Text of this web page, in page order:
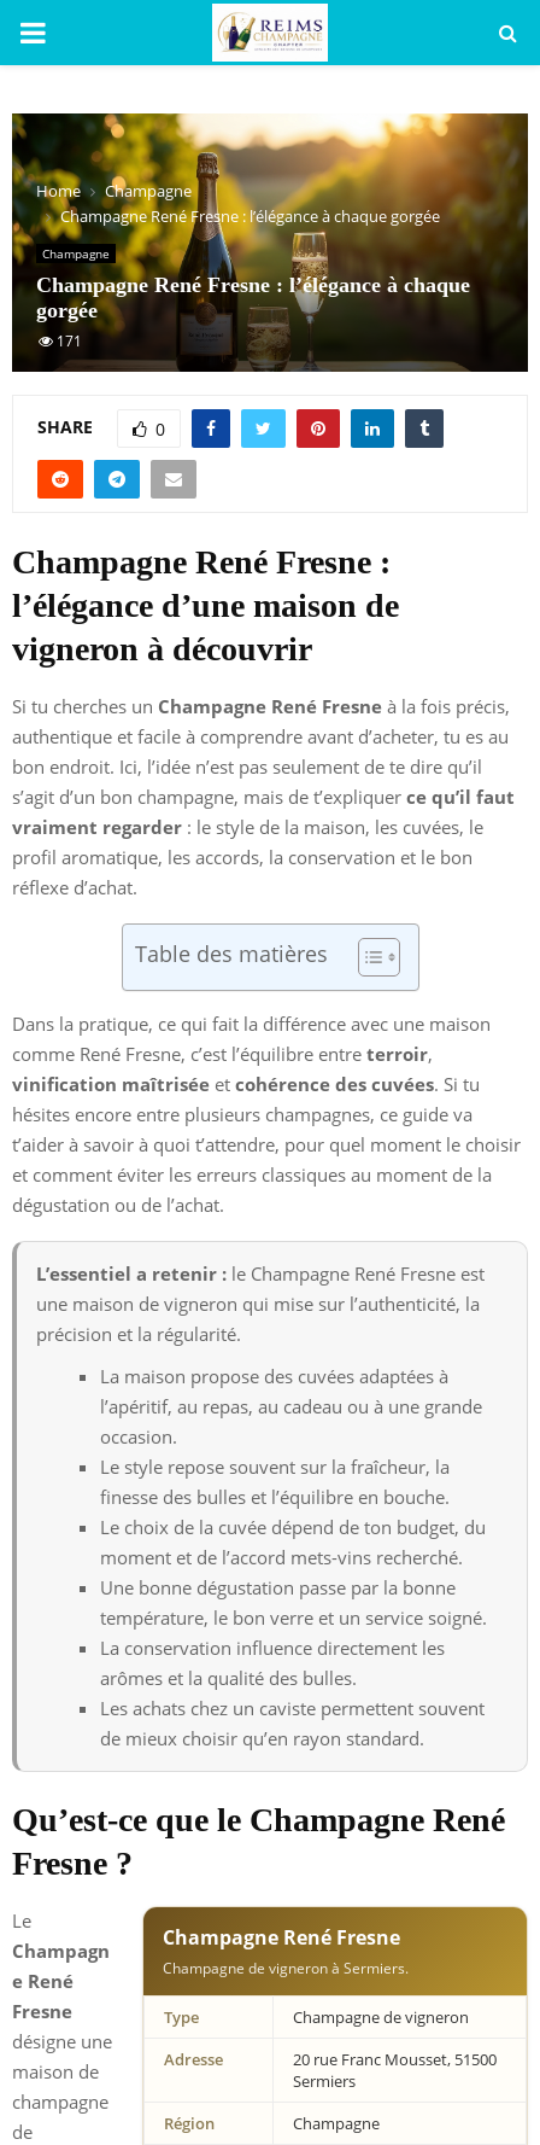
PRIMARY
Home
Champagne
Champagne René Fresne : l’élégance à chaque gorgée
Champagne
Champagne René Fresne : l’élégance à chaque
gorgée
171
SHARE 0
Champagne René Fresne :
l’élégance d’une maison de
vigneron à découvrir
Si tu cherches un Champagne René Fresne à la fois précis,
authentique et facile à comprendre avant d’acheter, tu es au
bon endroit. Ici, l’idée n’est pas seulement de te dire qu’il
s’agit d’un bon champagne, mais de t’expliquer ce qu’il faut
vraiment regarder : le style de la maison, les cuvées, le
profil aromatique, les accords, la conservation et le bon
réflexe d’achat.
Table des matières
Dans la pratique, ce qui fait la différence avec une maison
comme René Fresne, c’est l’équilibre entre terroir,
vinification maîtrisée et cohérence des cuvées. Si tu
hésites encore entre plusieurs champagnes, ce guide va
t’aider à savoir à quoi t’attendre, pour quel moment le choisir
et comment éviter les erreurs classiques au moment de la
dégustation ou de l’achat.
L’essentiel a retenir : le Champagne René Fresne est
une maison de vigneron qui mise sur l’authenticité, la
précision et la régularité.
La maison propose des cuvées adaptées à
l’apéritif, au repas, au cadeau ou à une grande
occasion.
Le style repose souvent sur la fraîcheur, la
finesse des bulles et l’équilibre en bouche.
Le choix de la cuvée dépend de ton budget, du
moment et de l’accord mets-vins recherché.
Une bonne dégustation passe par la bonne
température, le bon verre et un service soigné.
La conservation influence directement les
arômes et la qualité des bulles.
Les achats chez un caviste permettent souvent
de mieux choisir qu’en rayon standard.
Qu’est-ce que le Champagne René
Fresne ?
Champagne René Fresne
Champagne de vigneron à Sermiers.
Type
Champagne de vigneron
Adresse
20 rue Franc Mousset, 51500
Sermiers
Région
Champagne
Le
Champagn
e René
Fresne
désigne une
maison de
champagne
de